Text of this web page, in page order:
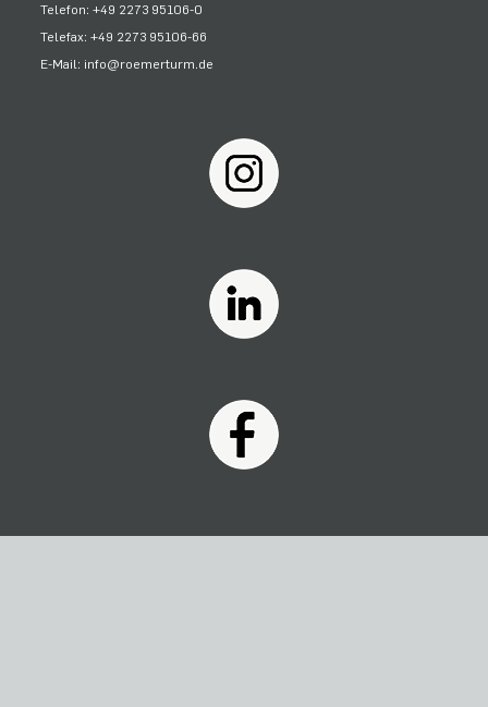
Telefon: +49 2273 95106-0
Telefax: +49 2273 95106-66
E-Mail: info@roemerturm.de